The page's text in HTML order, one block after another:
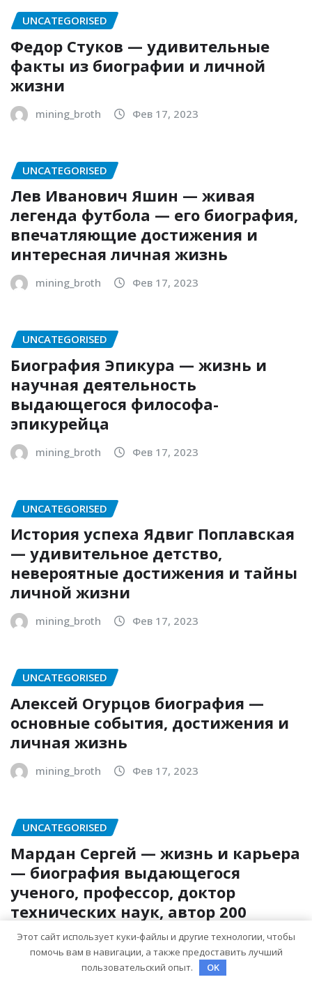
UNCATEGORISED
Федор Стуков — удивительные
факты из биографии и личной
жизни
mining_broth Фев 17, 2023
UNCATEGORISED
Лев Иванович Яшин — живая
легенда футбола — его биография,
впечатляющие достижения и
интересная личная жизнь
mining_broth Фев 17, 2023
UNCATEGORISED
Биография Эпикура — жизнь и
научная деятельность
выдающегося философа-
эпикурейца
mining_broth Фев 17, 2023
UNCATEGORISED
История успеха Ядвиг Поплавская
— удивительное детство,
невероятные достижения и тайны
личной жизни
mining_broth Фев 17, 2023
UNCATEGORISED
Алексей Огурцов биография —
основные события, достижения и
личная жизнь
mining_broth Фев 17, 2023
UNCATEGORISED
Мардан Сергей — жизнь и карьера
— биография выдающегося
ученого, профессор, доктор
технических наук, автор 200
научных работ, его вклад в
развитие научных отраслей и
личность за кулисами создания
Этот сайт использует куки-файлы и другие технологии, чтобы
помочь вам в навигации, а также предоставить лучший
пользовательский опыт.
OK